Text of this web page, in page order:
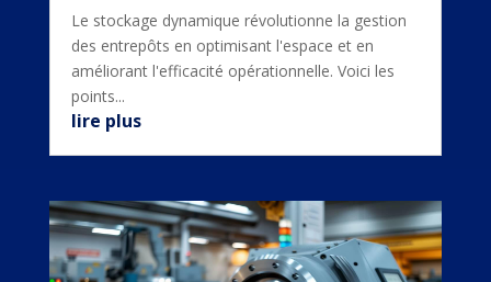
Le stockage dynamique révolutionne la gestion
des entrepôts en optimisant l'espace et en
améliorant l'efficacité opérationnelle. Voici les
points...
lire plus